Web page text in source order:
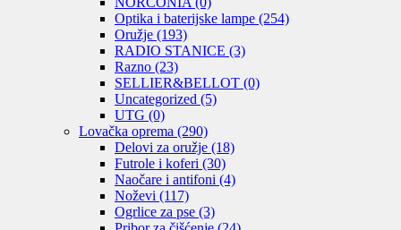
Optika i baterijske lampe (254)
Oružje (193)
RADIO STANICE (3)
Razno (23)
SELLIER&BELLOT (0)
Uncategorized (5)
UTG (0)
Lovačka oprema (290)
Delovi za oružje (18)
Futrole i koferi (30)
Naočare i antifoni (4)
Noževi (117)
Ogrlice za pse (3)